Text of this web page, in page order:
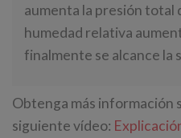
aumenta la presión total
humedad relativa
finalmente se alcance la
Obtenga más información
siguiente vídeo: